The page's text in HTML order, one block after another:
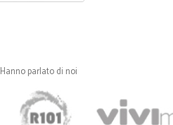
Hanno parlato di noi